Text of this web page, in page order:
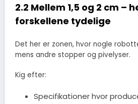
2.2 Mellem 1,5 og 2 cm –
forskellene tydelige
Det her er zonen, hvor nogle
mens andre stopper og pivelyser.
Kig efter:
Specifikationer hvor